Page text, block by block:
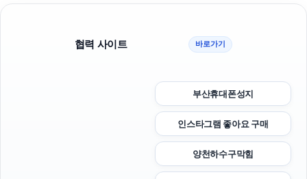
협력 사이트 바로가기
부산휴대폰성지
인스타그램 좋아요 구매
양천하수구막힘